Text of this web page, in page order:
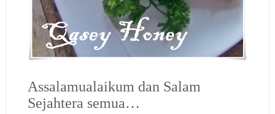
Assalamualaikum dan Salam
Sejahtera semua…